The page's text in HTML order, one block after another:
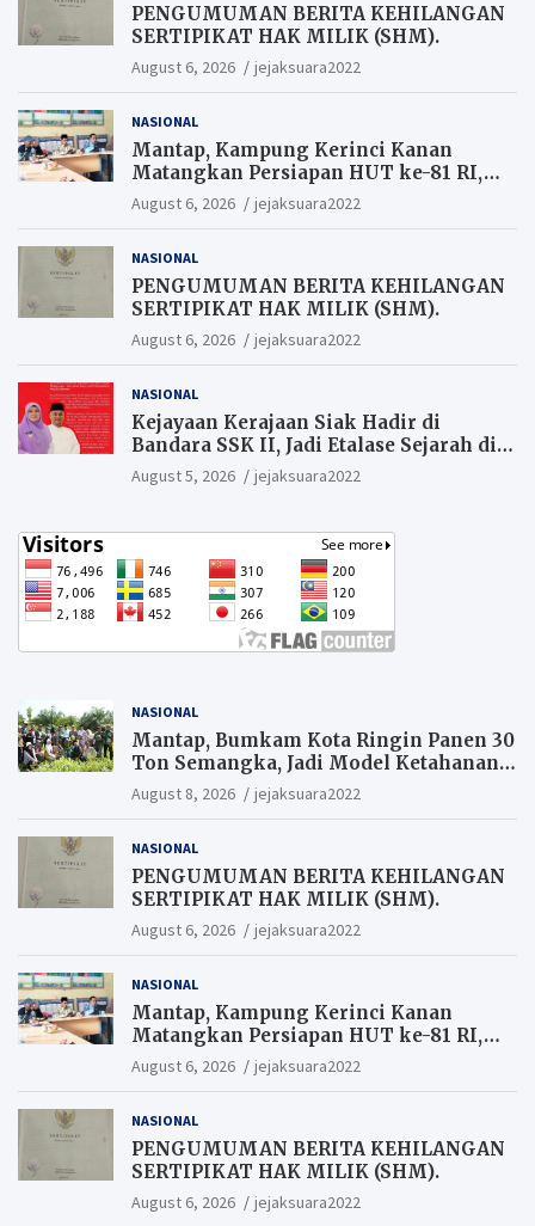
PENGUMUMAN BERITA KEHILANGAN
SERTIPIKAT HAK MILIK (SHM).
August 6, 2026 jejaksuara2022
NASIONAL
Mantap, Kampung Kerinci Kanan
Matangkan Persiapan HUT ke-81 RI,
Warga yang ikut Upacara
Berkesempatan Raih Hadiah
August 6, 2026 jejaksuara2022
NASIONAL
PENGUMUMAN BERITA KEHILANGAN
SERTIPIKAT HAK MILIK (SHM).
August 6, 2026 jejaksuara2022
NASIONAL
Kejayaan Kerajaan Siak Hadir di
Bandara SSK II, Jadi Etalase Sejarah di
Gerbang Riau
August 5, 2026 jejaksuara2022
NASIONAL
Mantap, Bumkam Kota Ringin Panen 30
Ton Semangka, Jadi Model Ketahanan
Pangan Siak.
August 8, 2026 jejaksuara2022
NASIONAL
PENGUMUMAN BERITA KEHILANGAN
SERTIPIKAT HAK MILIK (SHM).
August 6, 2026 jejaksuara2022
NASIONAL
Mantap, Kampung Kerinci Kanan
Matangkan Persiapan HUT ke-81 RI,
Warga yang ikut Upacara
Berkesempatan Raih Hadiah
August 6, 2026 jejaksuara2022
NASIONAL
PENGUMUMAN BERITA KEHILANGAN
SERTIPIKAT HAK MILIK (SHM).
August 6, 2026 jejaksuara2022